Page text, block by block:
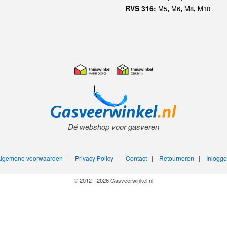
RVS 316: M5, M6, M8, M10
Dé webshop voor gasveren
voorwaarden | Privacy Policy | Contact | Retourneren |
© 2012 - 2026 Gasveerwinkel.nl